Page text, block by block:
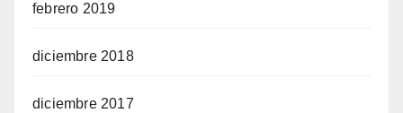
febrero 2019
diciembre 2018
diciembre 2017